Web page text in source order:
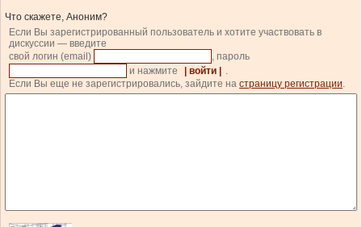
Что скажете, Аноним?
Если Вы зарегистрированный пользователь и хотите участвовать в
дискуссии — введите
свой логин (email)
, пароль
и нажмите
| войти |
.
Если Вы еще не зарегистрировались, зайдите на страницу регистрации.